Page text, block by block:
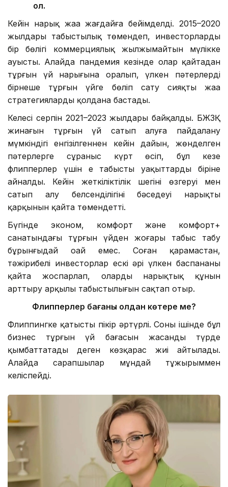
ол.
Кейін нарық жаңа жағдайға бейімделді. 2015–2020
жылдары табыстылық төмендеп, инвесторлардың
бір бөлігі коммерциялық жылжымайтын мүлікке
ауысты. Алайда пандемия кезінде олар қайтадан
тұрғын үй нарығына оралып, үлкен пәтерлерді
бірнеше тұрғын үйге бөліп сату сияқты жаңа
стратегияларды қолдана бастады.
Келесі серпін 2021–2023 жылдары байқалды. БЖЗҚ
жинағын тұрғын үй сатып алуға пайдалану
мүмкіндігі енгізілгеннен кейін дайын, жөнделген
пәтерлерге сұраныс күрт өсіп, бұл кезең
флипперлер үшін ең табысты уақыттардың біріне
айналды. Кейін жеткіліктілік шегінің өзгеруі мен
сатып алу белсенділігінің бәсеңдеуі нарықтың
қарқынын қайта төмендетті.
Бүгінде эконом, комфорт және комфорт+
санатындағы тұрғын үйден жоғары табыс табу
бұрынғыдай оңай емес. Соған қарамастан,
тәжірибелі инвесторлар ескі әрі үлкен баспананы
қайта жоспарлап, олардың нарықтық құнын
арттыру арқылы табыстылығын сақтап отыр.
Флипперлер бағаны қолдан көтере ме?
Флиппингке қатысты пікір әртүрлі. Соның ішінде бұл
бизнес тұрғын үй бағасын жасанды түрде
қымбаттатады деген көзқарас жиі айтылады.
Алайда сарапшылар мұндай тұжырыммен
келіспейді.